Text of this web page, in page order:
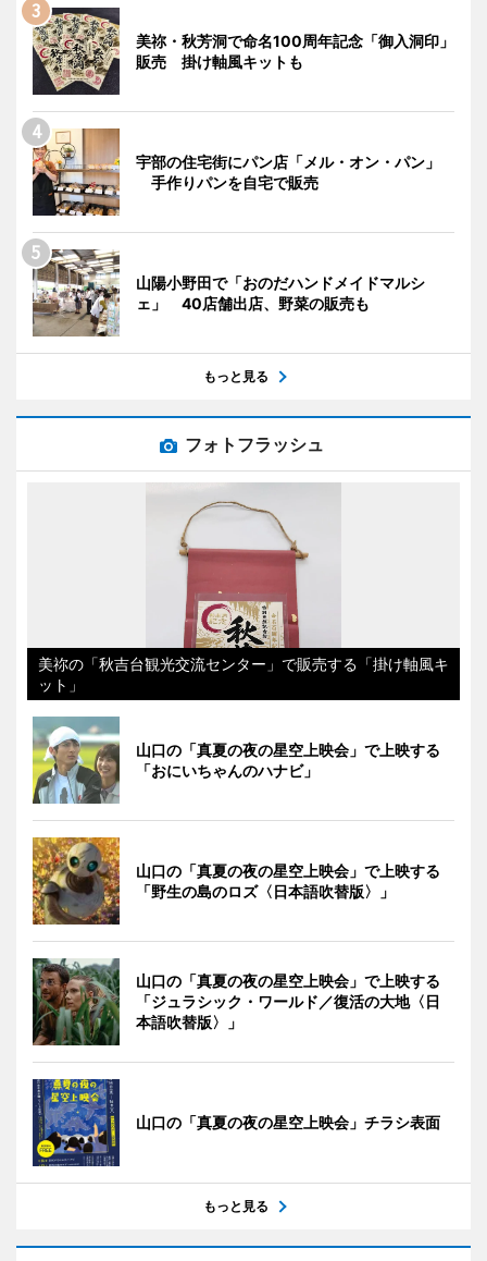
美祢・秋芳洞で命名100周年記念「御入洞印」
販売 掛け軸風キットも
宇部の住宅街にパン店「メル・オン・パン」
手作りパンを自宅で販売
山陽小野田で「おのだハンドメイドマルシ
ェ」 40店舗出店、野菜の販売も
もっと見る
フォトフラッシュ
美祢の「秋吉台観光交流センター」で販売する「掛け軸風キ
ット」
山口の「真夏の夜の星空上映会」で上映する
「おにいちゃんのハナビ」
山口の「真夏の夜の星空上映会」で上映する
「野生の島のロズ〈日本語吹替版〉」
山口の「真夏の夜の星空上映会」で上映する
「ジュラシック・ワールド／復活の大地〈日
本語吹替版〉」
山口の「真夏の夜の星空上映会」チラシ表面
もっと見る